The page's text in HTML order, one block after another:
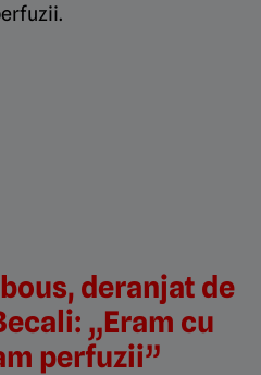
deranjat de
„Eram cu
perfuzii”